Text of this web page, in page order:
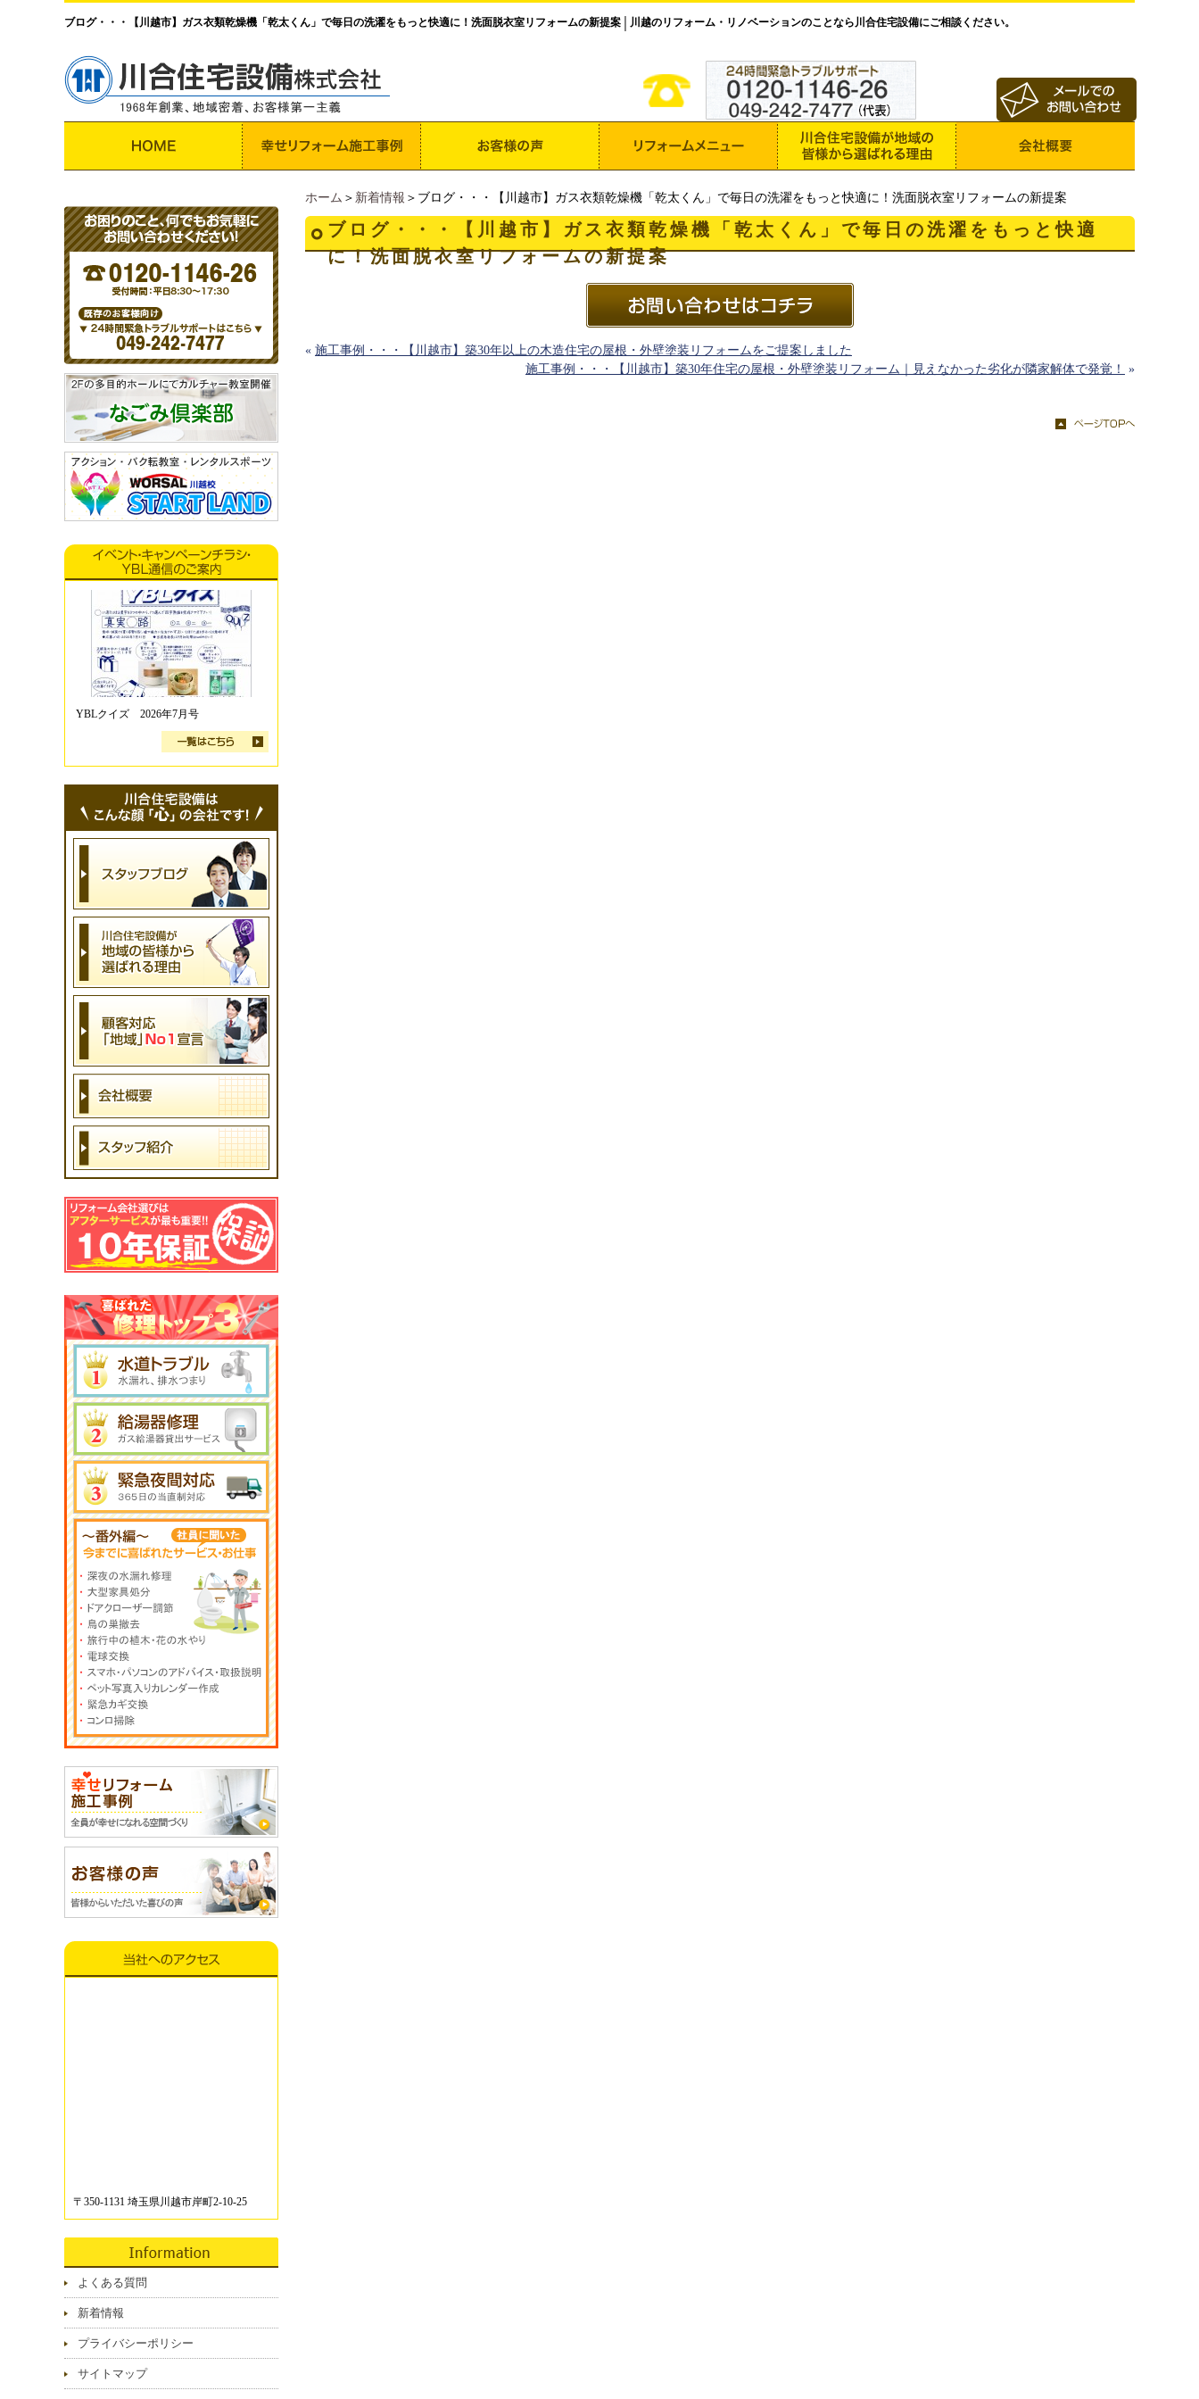
ブログ・・・【川越市】ガス衣類乾燥機「乾太くん」で毎日の洗濯をもっと快適に！洗面脱衣室リフォームの新提案 川越のリフォーム・リノベーションのことなら川合住宅設備にご相談ください。
ホーム ＞ 新着情報 ＞ブログ・・・【川越市】ガス衣類乾燥機「乾太くん」で毎日の洗濯をもっと快適に！洗面脱衣室リフォームの新提案
ブログ・・・【川越市】ガス衣類乾燥機「乾太くん」で毎日の洗濯をもっと快適
に！洗面脱衣室リフォームの新提案
« 施工事例・・・【川越市】築30年以上の木造住宅の屋根・外壁塗装リフォームをご提案しました
施工事例・・・【川越市】築30年住宅の屋根・外壁塗装リフォーム｜見えなかった劣化が隣家解体で発覚！
»
YBLクイズ 2026年7月号
〒350-1131 埼玉県川越市岸町2-10-25
よくある質問
新着情報
プライバシーポリシー
サイトマップ